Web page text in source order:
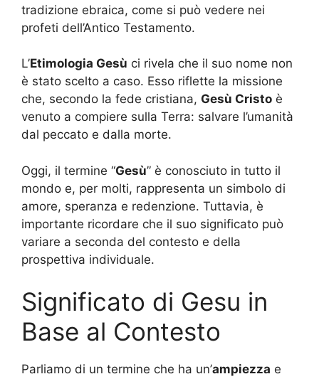
tradizione ebraica, come si può vedere nei
profeti dell’Antico Testamento.
L’Etimologia Gesù ci rivela che il suo nome non
è stato scelto a caso. Esso riflette la missione
che, secondo la fede cristiana, Gesù Cristo è
venuto a compiere sulla Terra: salvare l’umanità
dal peccato e dalla morte.
Oggi, il termine “Gesù” è conosciuto in tutto il
mondo e, per molti, rappresenta un simbolo di
amore, speranza e redenzione. Tuttavia, è
importante ricordare che il suo significato può
variare a seconda del contesto e della
prospettiva individuale.
Significato di Gesu in
Base al Contesto
Parliamo di un termine che ha un’ampiezza e